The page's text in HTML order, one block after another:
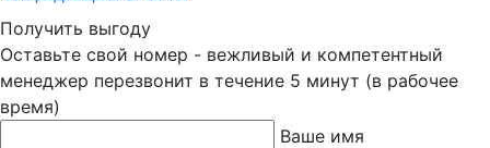
Получить выгоду
Оставьте свой номер - вежливый и компетентный
менеджер перезвонит в течение 5 минут (в рабочее
время)
Ваше имя